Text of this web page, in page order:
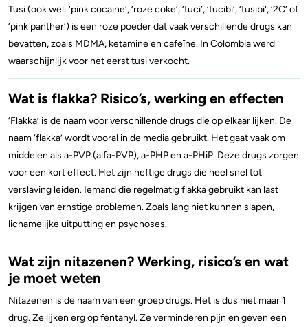
Tusi (ook wel: ‘pink cocaine’, ‘roze coke’, ‘tuci’, ‘tucibi’, ‘tusibi', ‘2C’ of
‘pink panther’) is een roze poeder dat vaak verschillende drugs kan
bevatten, zoals MDMA, ketamine en cafeïne. In Colombia werd
waarschijnlijk voor het eerst tusi verkocht.
Wat is flakka? Risico’s, werking en effecten
‘Flakka’ is de naam voor verschillende drugs die op elkaar lijken. De
naam ‘flakka’ wordt vooral in de media gebruikt. Het gaat vaak om
middelen als a-PVP (alfa-PVP), a-PHP en a-PHiP. Deze drugs zorgen
voor een kort effect. Het zijn heftige drugs die heel snel tot
verslaving leiden. Iemand die regelmatig flakka gebruikt kan last
krijgen van ernstige problemen. Zoals lang niet kunnen slapen,
lichamelijke uitputting en psychoses.
Wat zijn nitazenen? Werking, risico’s en wat
je moet weten
Nitazenen is de naam van een groep drugs. Het is dus niet maar 1
drug. Ze lijken erg op fentanyl. Ze verminderen pijn en geven een